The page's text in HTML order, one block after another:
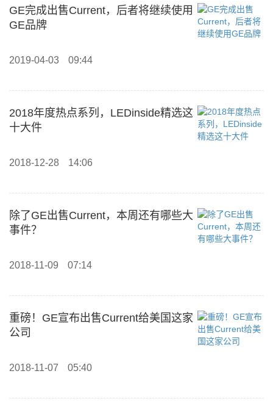
GE完成出售Current，后者将继续使用
GE品牌
2019-04-03 09:44
2018年度热点系列，LEDinside精选这
十大件
2018-12-28 14:06
除了GE出售Current，本周还有哪些大
事件？
2018-11-09 07:14
重磅！GE宣布出售Current给美国这家
公司
2018-11-07 05:40